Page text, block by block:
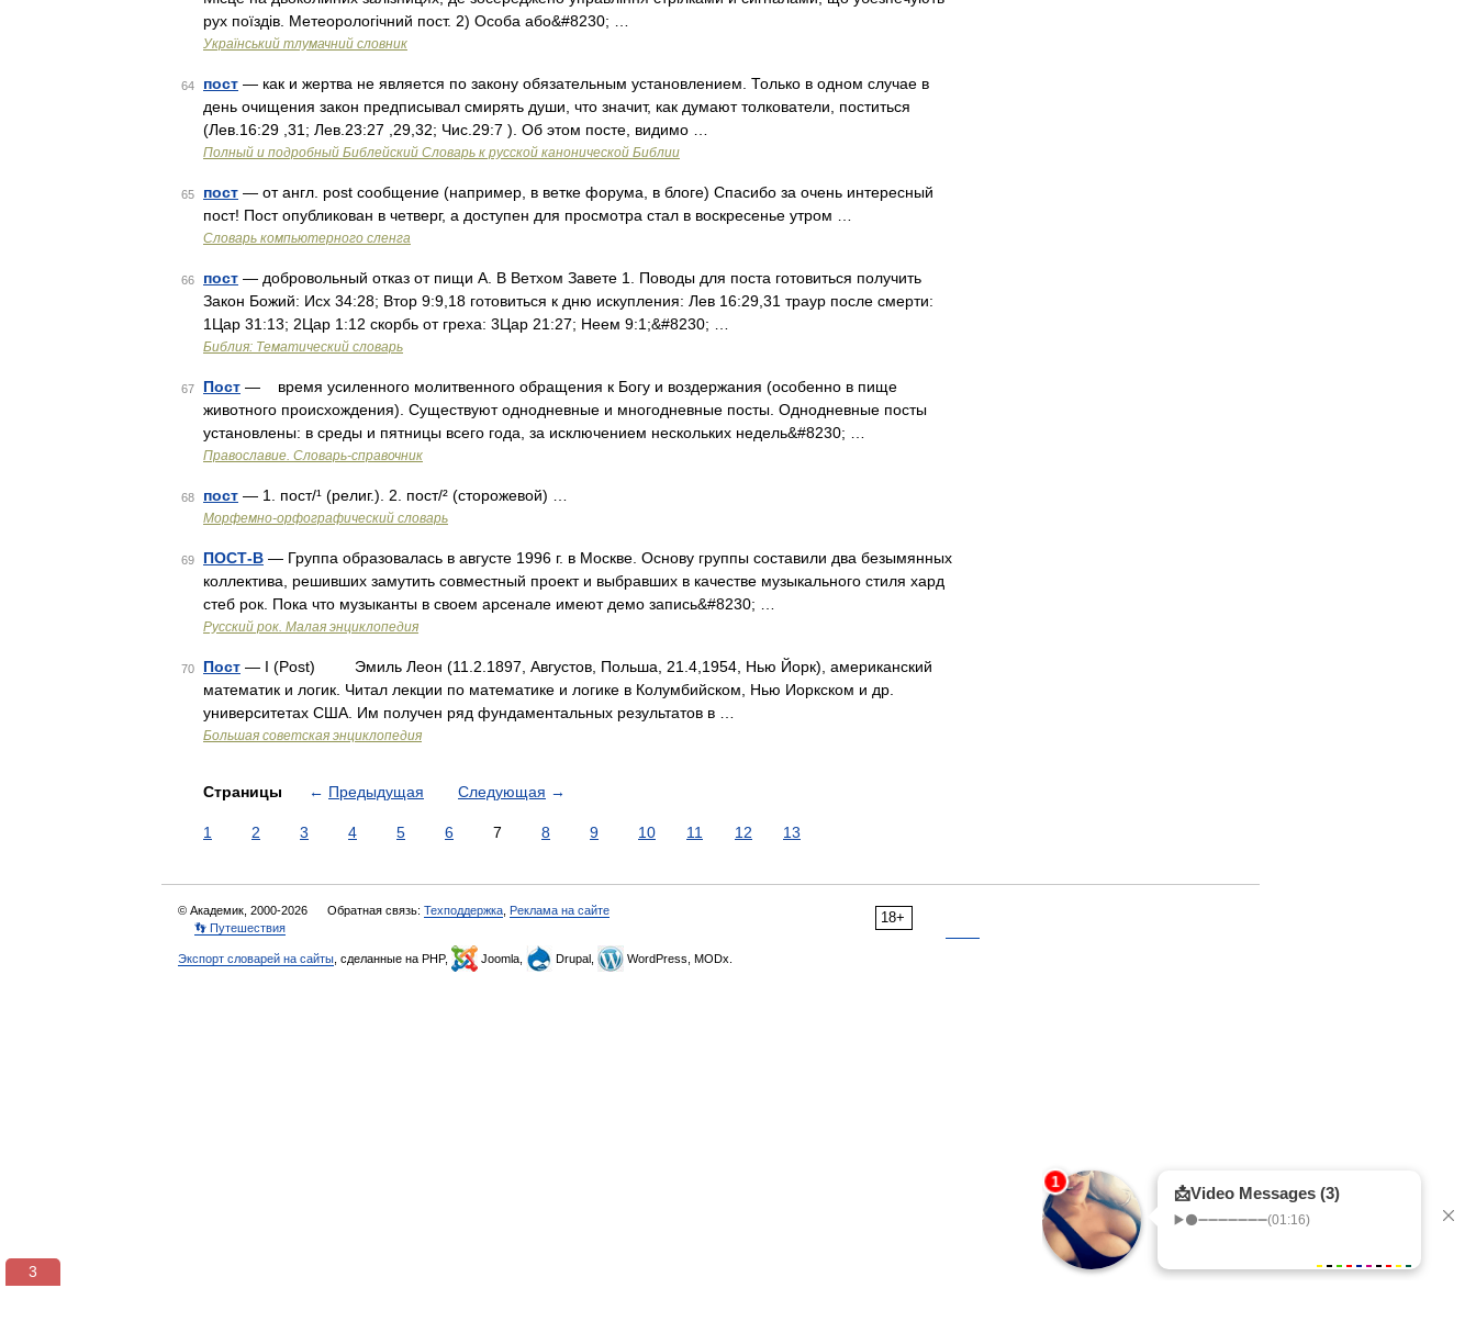
рух поїздів. Метеорологічний пост. 2) Особа або&#8230; …
Український тлумачний словник
64 пост — как и жертва не является по закону обязательным установлением. Только в одном случае в
день очищения закон предписывал смирять души, что значит, как думают толкователи, поститься
(Лев.16:29 ,31; Лев.23:27 ,29,32; Чис.29:7 ). Об этом посте, видимо …
Полный и подробный Библейский Словарь к русской канонической Библии
65 пост — от англ. post сообщение (например, в ветке форума, в блоге) Спасибо за очень интересный
пост! Пост опубликован в четверг, а доступен для просмотра стал в воскресенье утром …
Словарь компьютерного сленга
66 пост — добровольный отказ от пищи А. В Ветхом Завете 1. Поводы для поста готовиться получить
Закон Божий: Исх 34:28; Втор 9:9,18 готовиться к дню искупления: Лев 16:29,31 траур после смерти:
1Цар 31:13; 2Цар 1:12 скорбь от греха: 3Цар 21:27; Неем 9:1;&#8230; …
Библия: Тематический словарь
67 Пост — время усиленного молитвенного обращения к Богу и воздержания (особенно в пище
животного происхождения). Существуют однодневные и многодневные посты. Однодневные посты
установлены: в среды и пятницы всего года, за исключением нескольких недель&#8230; …
Православие. Словарь-справочник
68 пост — 1. пост/¹ (религ.). 2. пост/² (сторожевой) …
Морфемно-орфографический словарь
69 ПОСТ-В — Группа образовалась в августе 1996 г. в Москве. Основу группы составили два безымянных
коллектива, решивших замутить совместный проект и выбравших в качестве музыкального стиля хард
стеб рок. Пока что музыканты в своем арсенале имеют демо запись&#8230; …
Русский рок. Малая энциклопедия
70 Пост — I (Post) Эмиль Леон (11.2.1897, Августов, Польша, 21.4,1954, Нью Йорк), американский
математик и логик. Читал лекции по математике и логике в Колумбийском, Нью Иоркском и др.
университетах США. Им получен ряд фундаментальных результатов в …
Большая советская энциклопедия
Страницы ← Предыдущая Следующая →
1 2 3 4 5 6 7 8 9 10 11 12 13
18+
© Академик, 2000-2026 Обратная связь: Техподдержка Реклама на сайте
👣 Путешествия
Экспорт словарей на сайты , сделанные на PHP, Joomla, Drupal, WordPress, MODx.
3